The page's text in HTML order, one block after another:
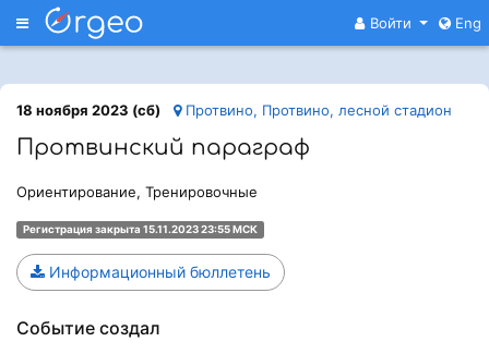
Меню Войти Eng
18 ноября 2023 (сб) Протвино, Протвино, лесной стадион
Протвинский параграф
Ориентирование, Тренировочные
Регистрация закрыта 15.11.2023 23:55 МСК
Информационный бюллетень
Событие создал